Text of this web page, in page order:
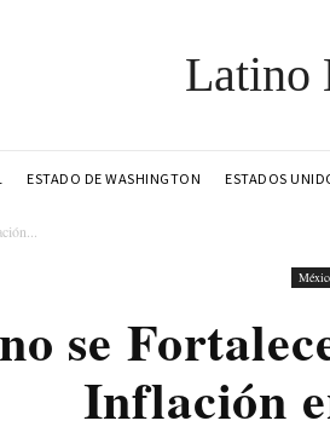
Latino
ESTADO DE WASHINGTON ESTADOS
se
Inflación